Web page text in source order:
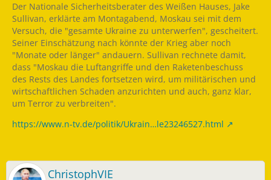
Der Nationale Sicherheitsberater des Weißen Hauses, Jake
Sullivan, erklärte am Montagabend, Moskau sei mit dem
Versuch, die "gesamte Ukraine zu unterwerfen", gescheitert.
Seiner Einschätzung nach könnte der Krieg aber noch
"Monate oder länger" andauern. Sullivan rechnete damit,
dass "Moskau die Luftangriffe und den Raketenbeschuss
des Rests des Landes fortsetzen wird, um militärischen und
wirtschaftlichen Schaden anzurichten und auch, ganz klar,
um Terror zu verbreiten".
https://www.n-tv.de/politik/Ukrain…le23246527.html
ChristophVIE